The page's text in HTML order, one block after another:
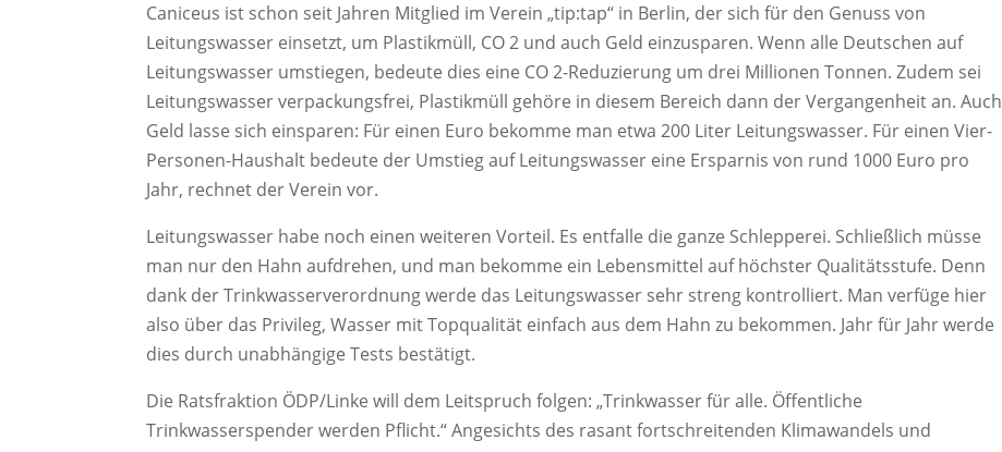
Caniceus ist schon seit Jahren Mitglied im Verein „tip:tap“ in Berlin, der sich für den Genuss von
Leitungswasser einsetzt, um Plastikmüll, CO 2 und auch Geld einzusparen. Wenn alle Deutschen auf
Leitungswasser umstiegen, bedeute dies eine CO 2-Reduzierung um drei Millionen Tonnen. Zudem sei
Leitungswasser verpackungsfrei, Plastikmüll gehöre in diesem Bereich dann der Vergangenheit an. Auch
Geld lasse sich einsparen: Für einen Euro bekomme man etwa 200 Liter Leitungswasser. Für einen Vier-
Personen-Haushalt bedeute der Umstieg auf Leitungswasser eine Ersparnis von rund 1000 Euro pro
Jahr, rechnet der Verein vor.
Leitungswasser habe noch einen weiteren Vorteil. Es entfalle die ganze Schlepperei. Schließlich müsse
man nur den Hahn aufdrehen, und man bekomme ein Lebensmittel auf höchster Qualitätsstufe. Denn
dank der Trinkwasserverordnung werde das Leitungswasser sehr streng kontrolliert. Man verfüge hier
also über das Privileg, Wasser mit Topqualität einfach aus dem Hahn zu bekommen. Jahr für Jahr werde
dies durch unabhängige Tests bestätigt.
Die Ratsfraktion ÖDP/Linke will dem Leitspruch folgen: „Trinkwasser für alle. Öffentliche
Trinkwasserspender werden Pflicht.“ Angesichts des rasant fortschreitenden Klimawandels und